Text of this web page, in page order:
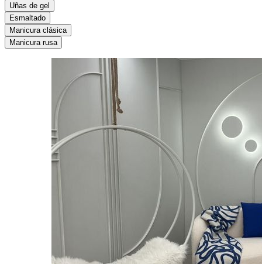
Uñas de gel
Esmaltado
Manicura clásica
Manicura rusa